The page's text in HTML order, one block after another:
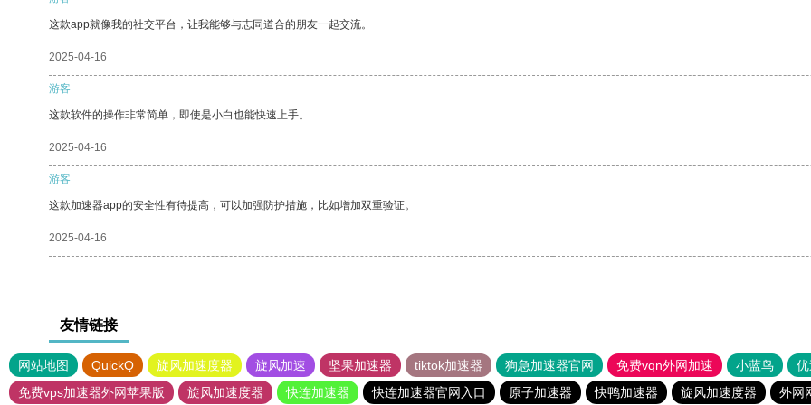
这款app就像我的社交平台，让我能够与志同道合的朋友一起交流。
2025-04-16
游客
这款软件的操作非常简单，即使是小白也能快速上手。
2025-04-16
游客
这款加速器app的安全性有待提高，可以加强防护措施，比如增加双重验证。
2025-04-16
友情链接
网站地图 QuickQ 旋风加速度器 旋风加速 坚果加速器 tiktok加速器 狗急加速器官网 免费vqn外网加速 小蓝鸟
免费vps加速器外网苹果版
旋风加速度器 快连加速器 快连加速器官网入口 原子加速器 快鸭加速器 旋风加速度器 外网